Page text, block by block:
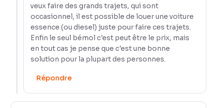
veux faire des grands trajets, qui sont
occasionnel, il est possible de louer une voiture
essence (ou diesel) juste pour faire ces trajets.
Enfin le seul bémol c'est peut être le prix, mais
en tout cas je pense que c'est une bonne
solution pour la plupart des personnes.
Répondre